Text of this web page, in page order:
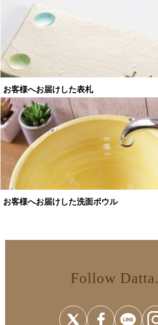
お客様へお届けした表札
お客様へお届けした洗面ボウル
Follow Datta.